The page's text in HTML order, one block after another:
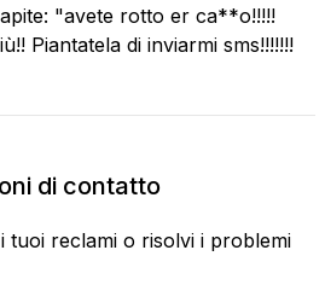
"avete rotto er ca**o!!!!!
Piantatela di inviarmi sms!!!!!!!
di contatto
tuoi reclami o risolvi i problemi